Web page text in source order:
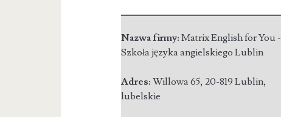
Nazwa firmy:Matrix English for You -
Szkoła języka angielskiego Lublin
Adres:Willowa 65,20-819 Lublin,
lubelskie